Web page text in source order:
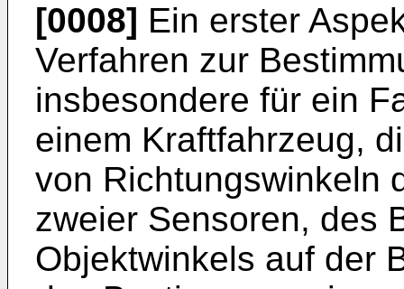
[0008] Ein erster
Verfahren zur
insbesondere für ein
einem Kraftfahrzeug,
von Richtungswinkeln
zweier Sensoren, des
Objektwinkels auf der